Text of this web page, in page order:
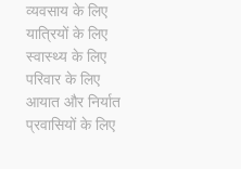
व्यवसाय के लिए
यात्रियों के लिए
स्वास्थ्य के लिए
परिवार के लिए
आयात और निर्यात
प्रवासियों के लिए